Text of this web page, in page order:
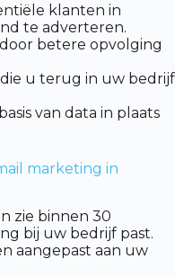
klanten in
te adverteren.
betere opvolging
u terug in uw bedrijf
van data in plaats
marketing in
zie binnen 30
bij uw bedrijf past.
aangepast aan uw